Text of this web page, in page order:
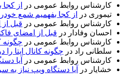
کارشناس روابط عمومی در
از
تیموری در
از کجا بفهمیم شمع
کارشناس روابط عمومی در قبل از امضای
احسان وفادار در قبل از امضای فاکتور کفپوش این ۸ مورد را
کارشناس روابط عمومی در چگونه
سلطانی راد در چگونه کانال ایتا
کارشناس روابط عمومی در
آیا
خشایار در آیا دستگاه ویپ نیاز به